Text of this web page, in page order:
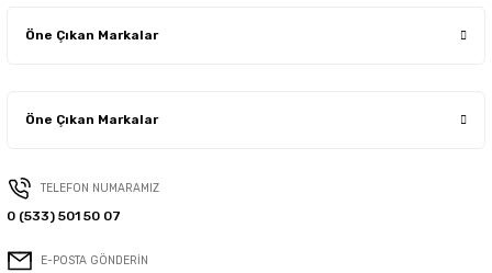
Öne Çıkan Markalar
Öne Çıkan Markalar
TELEFON NUMARAMIZ
0 (533) 501 50 07
E-POSTA GÖNDERİN